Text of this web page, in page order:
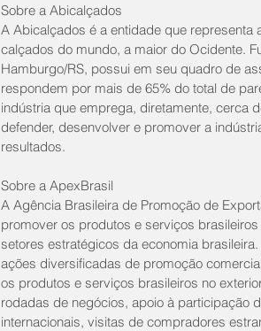
Sobre a Abicalçados
A Abicalçados é a entidade que representa
calçados do mundo, a maior do Ocidente.
Hamburgo/RS, possui em seu quadro de
respondem por mais de 65% do total de
indústria que emprega, diretamente, cerca
defender, desenvolver e promover a
resultados.
Sobre a ApexBrasil
A Agência Brasileira de Promoção de
promover os produtos e serviços
setores estratégicos da economia
ações diversificadas de promoção
os produtos e serviços brasileiros no
rodadas de negócios, apoio à participação
internacionais, visitas de compradores